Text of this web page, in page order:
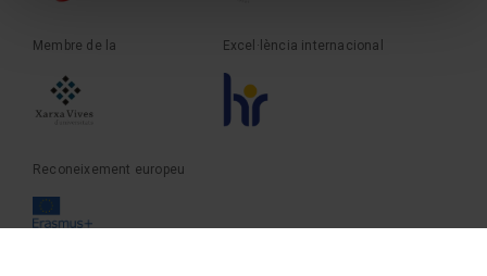
Membre de la Excel·lència internacional
Reconeixement europeu